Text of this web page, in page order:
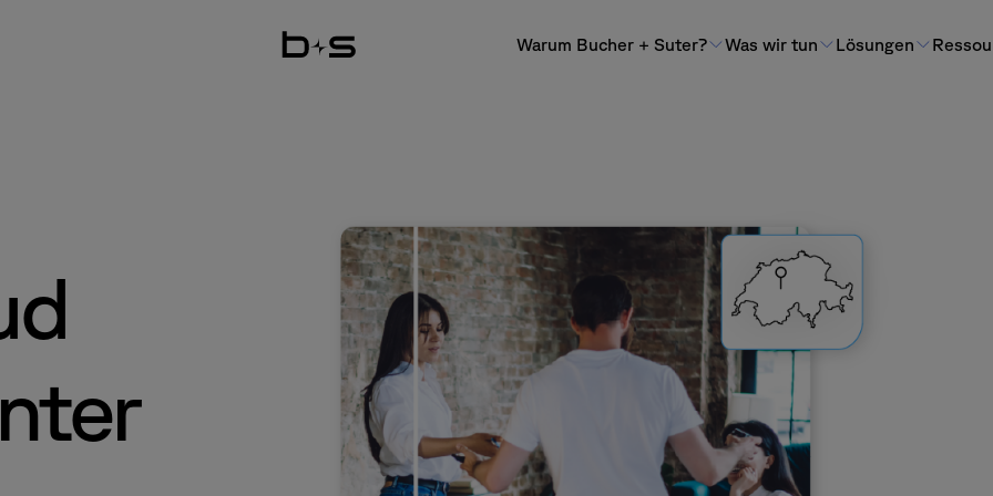
Warum Bucher + Suter?
Was wir tun Lösungen
Sprechen Sie mit einem Experten